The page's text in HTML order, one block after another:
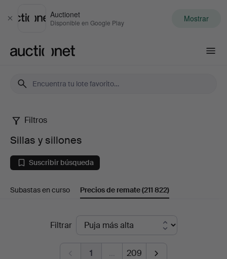
Cerrar
Auctionet
Disponible en Google Play Mostrar
Sillas
sillones
Filtros
Sillas y sillones
Suscribir búsqueda
Subastas en curso Precios de remate(211 822)
Filtrar
1 … 209